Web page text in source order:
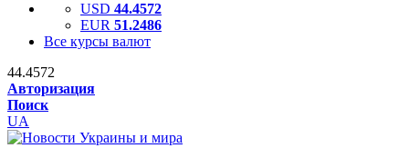
USD 44.4572
EUR 51.2486
Все курсы валют
44.4572
Авторизация
Поиск
UA